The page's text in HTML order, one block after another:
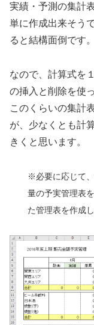
実績・予測の集計
単に作成出来そう
ると結構面倒です。
なので、計算式を
の挿入と削除を使
このくらいの集計
が、少なくとも計
きくと思います。
※必要に応じて
量の予実管理表
た管理表を作成し